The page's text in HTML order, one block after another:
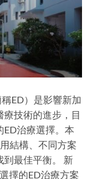
ED）是影響新加
技術的進步，目
治療選擇。本
結構、不同方案
到最佳平衡。 新
擇的ED治療方案